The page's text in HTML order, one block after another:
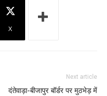
X
Next article
दंतेवाड़ा-बीजापुर बॉर्डर पर मुठभेड़ में